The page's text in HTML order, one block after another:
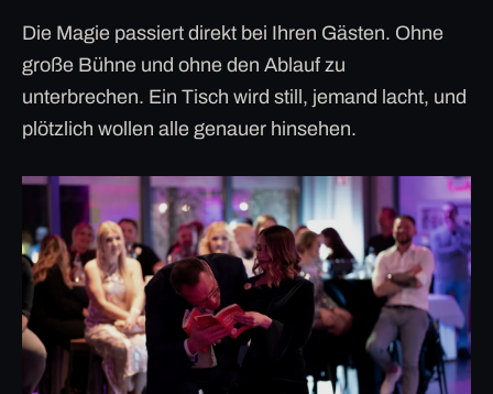
Die Magie passiert direkt bei Ihren Gästen. Ohne
große Bühne und ohne den Ablauf zu
unterbrechen. Ein Tisch wird still, jemand lacht, und
plötzlich wollen alle genauer hinsehen.